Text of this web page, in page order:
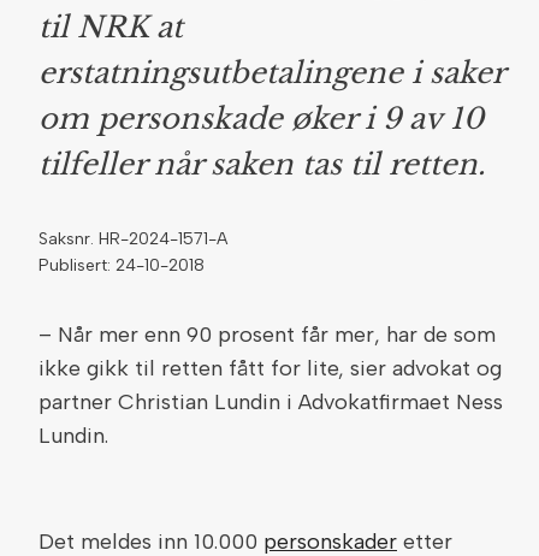
til NRK at
erstatningsutbetalingene i saker
om personskade øker i 9 av 10
tilfeller når saken tas til retten.
Saksnr. HR-2024-1571-A
Publisert: 24-10-2018
– Når mer enn 90 prosent får mer, har de som
ikke gikk til retten fått for lite, sier advokat og
partner Christian Lundin i Advokatfirmaet Ness
Lundin.
Det meldes inn 10.000 personskader etter